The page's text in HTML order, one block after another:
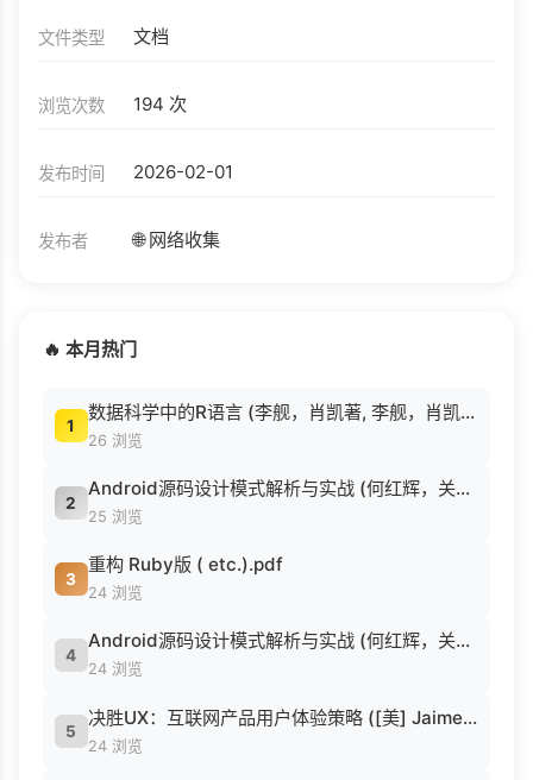
文件类型 文档
浏览次数 194 次
发布时间 2026-02-01
发布者 🌐 网络收集
🔥 本月热门
1
数据科学中的R语言 (李舰，肖凯著, 李舰，肖凯著；吴喜之审校, Pdg2Pic).pdf
26 浏览
2
Android源码设计模式解析与实战 (何红辉，关爱民著, 何红辉, 关爱民著, 何红辉, 关爱民).pdf
25 浏览
3
重构 Ruby版 ( etc.).pdf
24 浏览
4
Android源码设计模式解析与实战 (何红辉，关爱民著, 何红辉, 关爱民著, 何红辉, 关爱民).pdf
24 浏览
5
决胜UX：互联网产品用户体验策略 ([美] Jaime Levy [[美] Jaime Levy]).epub
24 浏览